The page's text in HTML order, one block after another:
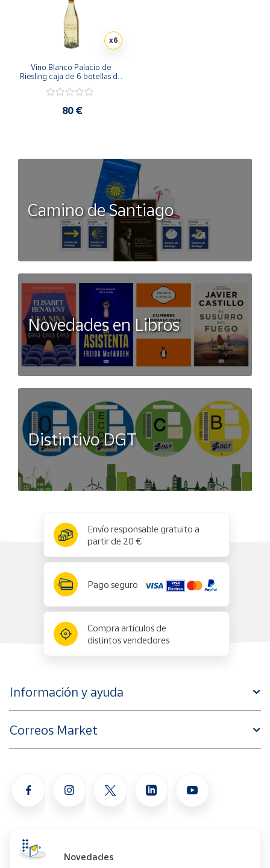
x6
Vino Blanco Palacio de
Riesling caja de 6 botellas de
80 €
Camino de Santiago
Novedades en Libros
Distintivo DGT
Envío responsable gratuito a
partir de 20 €
Pago seguro
Compra artículos de
distintos vendedores
Información y ayuda
Correos Market
Novedades